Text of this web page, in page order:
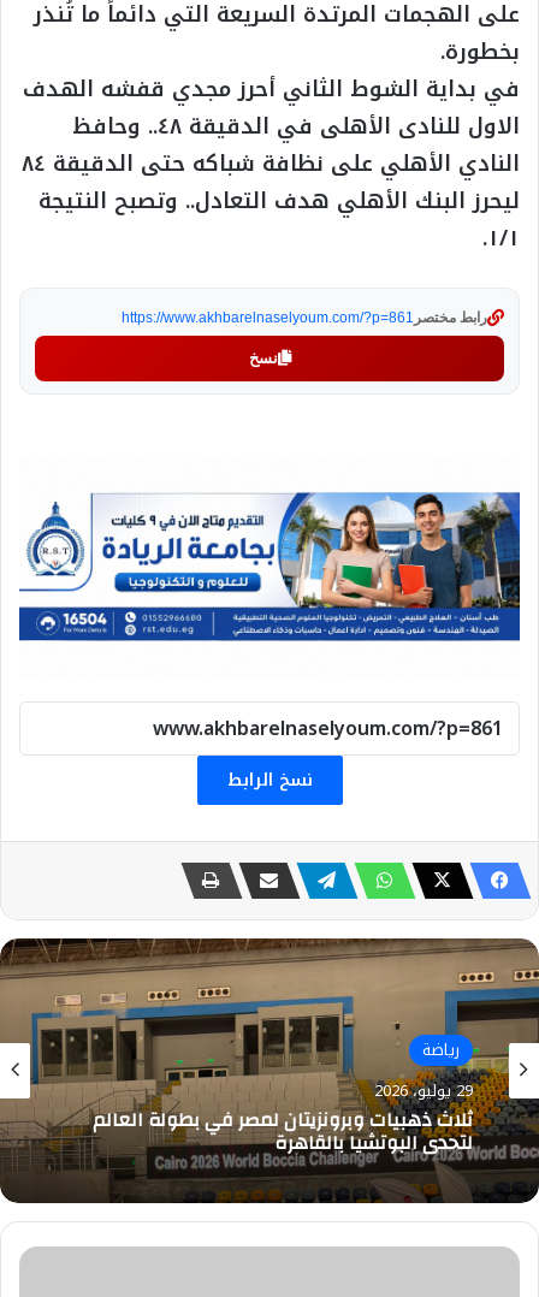
على الهجمات المرتدة السريعة التي دائماً ما تُنذر
بخطورة.
في بداية الشوط الثاني أحرز مجدي قفشه الهدف
الاول للنادى الأهلى في الدقيقة ٤٨.. وحافظ
النادي الأهلي على نظافة شباكه حتى الدقيقة ٨٤
ليحرز البنك الأهلي هدف التعادل.. وتصبح النتيجة
١/١.
رابط مختصر https://www.akhbarelnaselyoum.com/?p=861
نسخ
نسخ الرابط
رياضة
29 يوليو، 2026
ثلاث ذهبيات وبرونزيتان لمصر في بطولة العالم
لتحدي البوتشيا بالقاهرة
الحب